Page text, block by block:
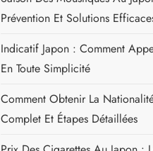
Les Formalités Pour Se Rendre
Recette Bouillon Dashi : La
Goût Authentique Venu Du Japon
Guide Complet Des Prises
Tout Ce Que Vous Devez Savoir